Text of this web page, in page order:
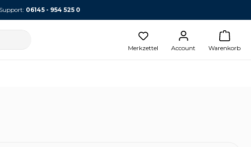
06145 - 954 525 0
Merkzettel Account Warenkorb